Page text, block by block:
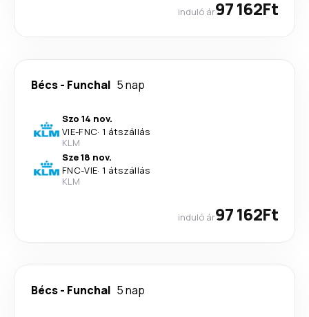
induló ár97 162Ft
Bécs- Funchal 5 nap
Szo 14 nov.
VIE-FNC· 1 átszállás
KLM
Sze 18 nov.
FNC-VIE· 1 átszállás
KLM
induló ár97 162Ft
Bécs- Funchal 5 nap